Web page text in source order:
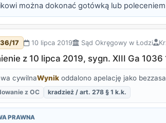
można dokonać gotówką lub
komornika ma taki sam skutek jak
17 10 lipca 2019 Sąd Okręgowy w Łodzi
z 10 lipca 2019, sygn. XIII Ga 1036
cywilnaWynik oddalono apelację jako
z OC kradzież / art. 278 § 1 k.k.
PRAWNA